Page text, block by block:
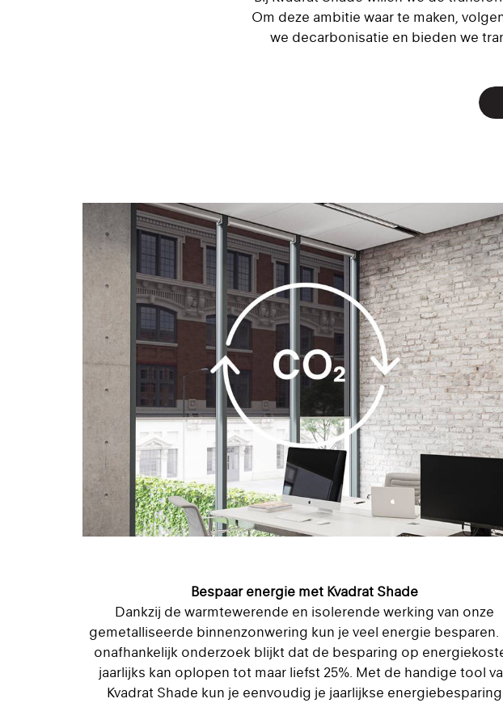
Om deze ambitie waar te maken,
we decarbonisatie en bieden we
Bespaar energie met Kvadrat Shade
Dankzij de warmtewerende en isolerende werking van onze
gemetalliseerde binnenzonwering kun je veel energie besparen.
onafhankelijk onderzoek blijkt dat de besparing op
jaarlijks kan oplopen tot maar liefst 25%. Met de handige tool
Kvadrat Shade kun je eenvoudig je jaarlijkse energiebesparing